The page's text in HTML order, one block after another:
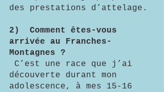
des prestations d’attelage.
2)	Comment êtes-vous
arrivée au Franches-
Montagnes ?
découverte durant mon
adolescence, à mes 15-16